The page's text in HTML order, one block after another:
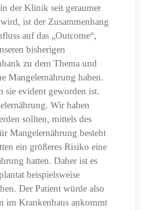
der Klinik seit geraumer
ist der Zusammenhang
auf das „Outcome“,
bisherigen
zu dem Thema und
Mangelernährung haben.
sie evident geworden ist.
Wir haben
sollten, mittels des
Mangelernährung besteht
ein größeres Risiko eine
hatten. Daher ist es
beispielsweise
Der Patient würde also
im Krankenhaus ankommt